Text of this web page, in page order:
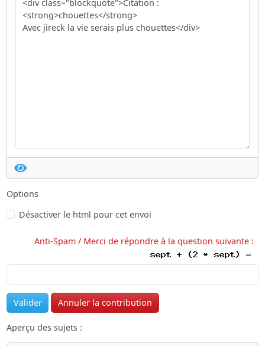
Options
Désactiver le html pour cet envoi
Anti-Spam / Merci de répondre à la question suivante :
Aperçu des sujets :